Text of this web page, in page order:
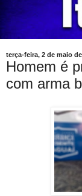
terça-feira, 2 de maio
Homem é
com arma